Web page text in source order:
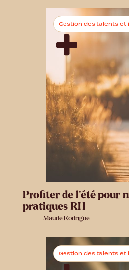
Gestion des talents et
Profiter de l’été pour
pratiques RH
Maude Rodrigue
Gestion des talents et